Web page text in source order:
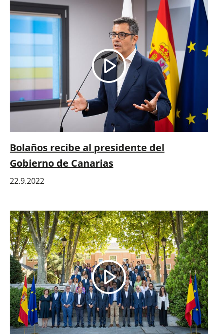
Bolaños recibe al presidente del
Gobierno de Canarias
22.9.2022